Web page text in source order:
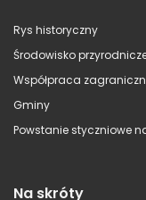
Rys historyczny
Środowisko
Współpraca
Gminy
Powstanie styczniowe
Na skróty